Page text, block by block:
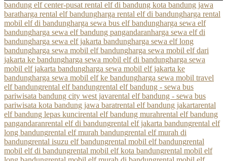
bandung elf center-pusat rental elf di bandung kota bandung jawa
baratharga rental elf bandungharga rental elf di bandungharga rental
mobil elf di bandungharga sewa bus elf bandungharga sewa elf
bandungharga sewa elf bandung pangandaranharga sewa elf di
bandungharga sewa elf jakarta bandungharga sewa elf long
bandungharga sewa mobil elf bandungharga sewa mobil elf dari
jakarta ke bandungharga sewa mobil elf di bandungharga sewa
mobil elf jakarta bandungharga sewa mobil elf jakarta ke
bandungharga sewa mobil elf ke bandungharga sewa mobil travel
elf bandungrental elf bandungrental elf bandung - sewa bus
pariwisata bandung city west javarental elf bandung - sewa bus
pariwisata kota bandung jawa baratrental elf bandung jakartarental
elf bandung lepas kuncirental elf bandung murahrental elf bandung
pangandaranrental elf di bandungrental elf jakarta bandungrental elf
long bandungrental elf murah bandungrental elf murah di
bandungrental isuzu elf bandungrental mobil elf bandungrental
mobil elf di bandungrental mobil elf kota bandungrental mobil elf